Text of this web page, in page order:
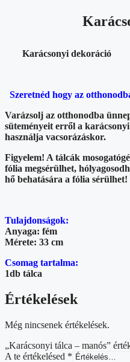
Karácsonyi dekoráció
Szeretnéd hogy az
Varázsolj az otthonodba
süteményeit erről a
használja vacsorázáskor.
Figyelem! A tálcák
fólia megsérülhet,
hő behatására a fólia sérülhet!
Tulajdonságok:
Anyaga: fém
Mérete: 33 cm
Csomag tartalma:
1db tálca
Értékelések
Még nincsenek értékelések.
„Karácsonyi tálca – manós”
A te értékelésed *